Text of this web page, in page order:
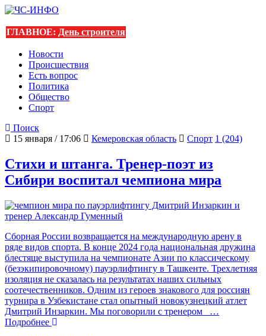
ГЛАВНОЕ: День строителя
Новости
Происшествия
Есть вопрос
Политика
Общество
Спорт
Поиск
15 января / 17:06
Кемеровская область Спорт 1 (204)
Стихи и штанга. Тренер-поэт из
Сибири воспитал чемпиона мира
Сборная России возвращается на международную арену в
ряде видов спорта. В конце 2024 года национальная дружина
блестяще выступила на чемпионате Азии по классическому
(безэкипировочному) пауэрлифтингу в Ташкенте. Трехлетняя
изоляция не сказалась на результатах наших сильных
соотечественников. Одним из героев знакового для россиян
турнира в Узбекистане стал опытный новокузнецкий атлет
Дмитрий Инзаркин. Мы поговорили с тренером
…
Подробнее